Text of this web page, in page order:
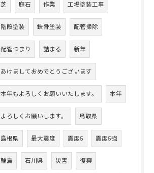
芝 庭石 作業 工場塗装工事
階段塗装 鉄骨塗装 配管掃除
配管つまり 詰まる 新年
あけましておめでとうございます
本年もよろしくお願いいたします。 本年
よろしくお願いします。 鳥取県
島根県 最大震度 震度5 震度5強
輪島 石川県 災害 復興